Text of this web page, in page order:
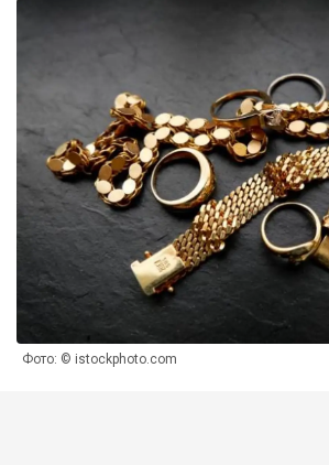
Фото: © istockphoto.com